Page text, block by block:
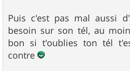
Puis c'est pas mal aussi
besoin sur son tél, au
bon si t'oublies ton tél
contre